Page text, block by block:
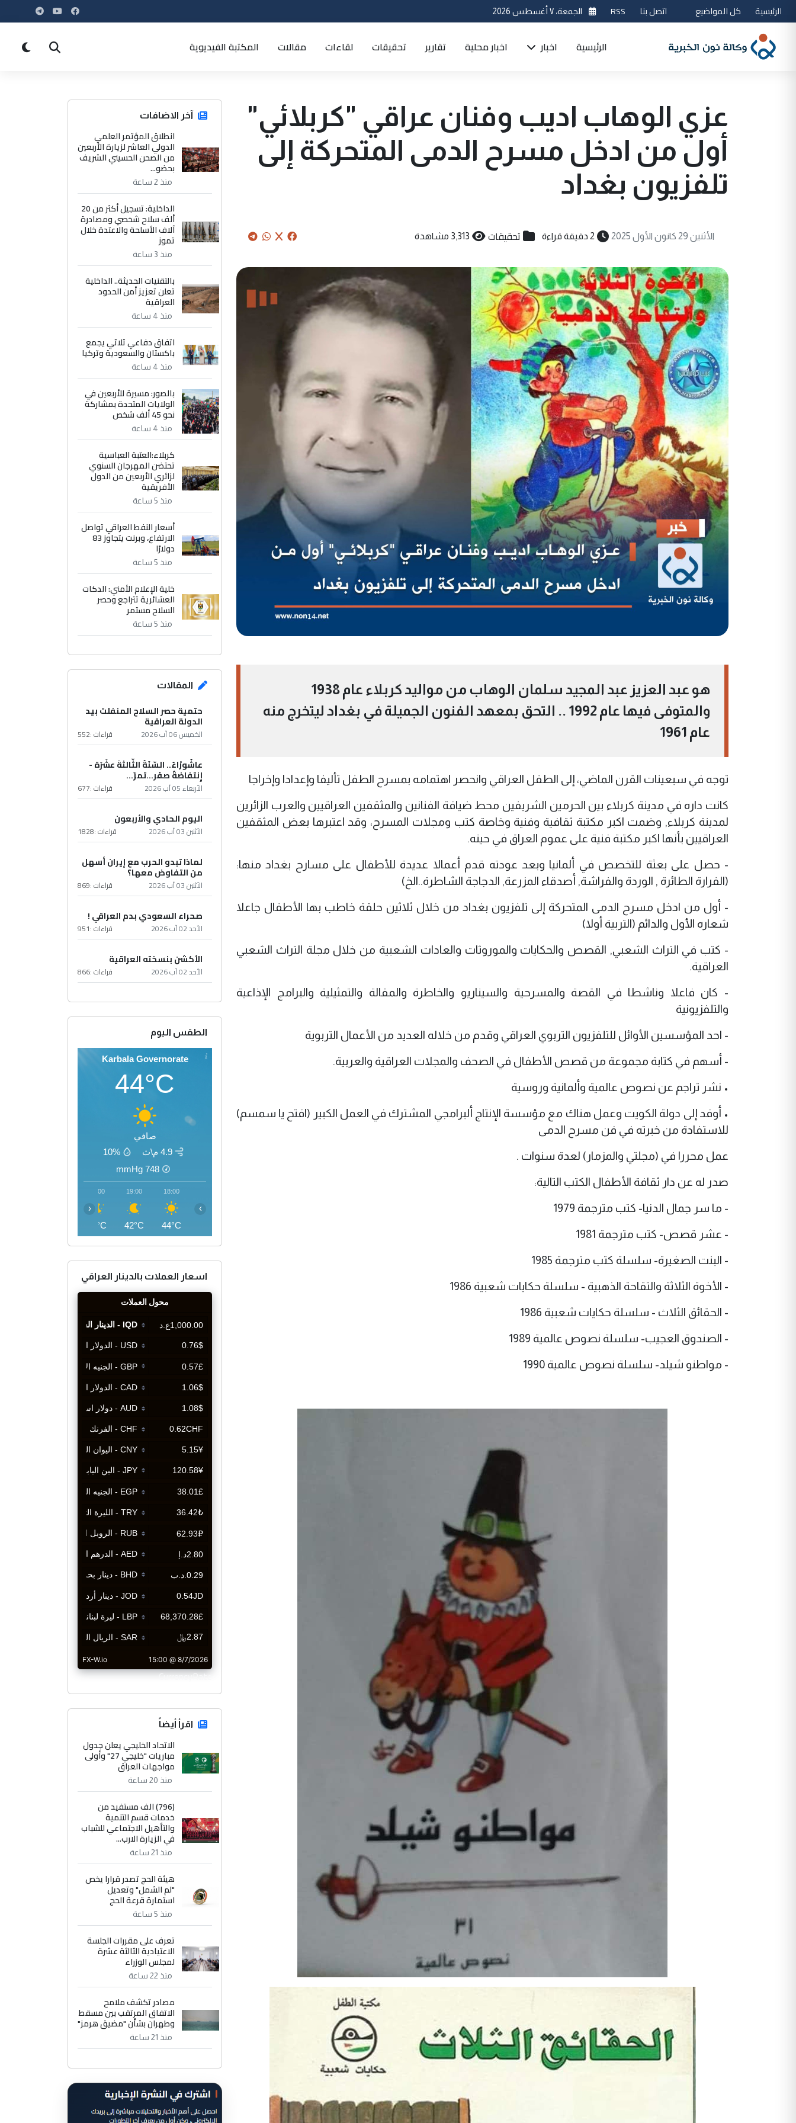
الرئيسية كل المواضيع اتصل بنا RSS الجمعة، ٧ أغسطس 2026
الرئيسية اخبار اخبار محلية تقارير تحقيقات لقاءات مقالات المكتبة الفيديوية
عزي الوهاب اديب وفنان عراقي "كربلائي"
أول من ادخل مسرح الدمى المتحركة إلى
تلفزيون بغداد
الأثنين 29 كانون الأول 2025 2 دقيقة قراءة تحقيقات 3,313 مشاهدة
هو عبد العزيز عبد المجيد سلمان الوهاب من مواليد كربلاء عام 1938
والمتوفى فيها عام 1992 .. التحق بمعهد الفنون الجميلة في بغداد ليتخرج منه
عام 1961
توجه في سبعينات القرن الماضي، إلى الطفل العراقي وانحصر اهتمامه بمسرح الطفل تأليفا وإعدادا وإخراجا
كانت داره في مدينة كربلاء بين الحرمين الشريفين محط ضيافة الفنانين والمثقفين العراقيين والعرب الزائرين
لمدينة كربلاء, وضمت اكبر مكتبة ثقافية وفنية وخاصة كتب ومجلات المسرح، وقد اعتبرها بعض المثقفين
العراقيين بأنها اكبر مكتبة فنية على عموم العراق في حينه.
- حصل على بعثة للتخصص في ألمانيا وبعد عودته قدم أعمالا عديدة للأطفال على مسارح بغداد منها:
(الفرارة الطائرة , الوردة والفراشة, أصدقاء المزرعة, الدجاجة الشاطرة..الخ)
- أول من ادخل مسرح الدمى المتحركة إلى تلفزيون بغداد من خلال ثلاثين حلقة خاطب بها الأطفال جاعلا
شعاره الأول والدائم (التربية أولا)
- كتب في التراث الشعبي, القصص والحكايات والموروثات والعادات الشعبية من خلال مجلة التراث الشعبي
العراقية.
- كان فاعلا وناشطا في القصة والمسرحية والسيناريو والخاطرة والمقالة والتمثيلية والبرامج الإذاعية
والتلفزيونية
- احد المؤسسين الأوائل للتلفزيون التربوي العراقي وقدم من خلاله العديد من الأعمال التربوية
- أسهم في كتابة مجموعة من قصص الأطفال في الصحف والمجلات العراقية والعربية.
• نشر تراجم عن نصوص عالمية وألمانية وروسية
• أوفد إلى دولة الكويت وعمل هناك مع مؤسسة الإنتاج ألبرامجي المشترك في العمل الكبير (افتح يا سمسم)
للاستفادة من خبرته في فن مسرح الدمى
عمل محررا في (مجلتي والمزمار) لعدة سنوات .
صدر له عن دار ثقافة الأطفال الكتب التالية:
- ما سر جمال الدنيا- كتب مترجمة 1979
- عشر قصص- كتب مترجمة 1981
- البنت الصغيرة- سلسلة كتب مترجمة 1985
- الأخوة الثلاثة والتقاحة الذهبية - سلسلة حكايات شعبية 1986
- الحقائق الثلاث - سلسلة حكايات شعبية 1986
- الصندوق العجيب- سلسلة نصوص عالمية 1989
- مواطنو شيلد- سلسلة نصوص عالمية 1990
آخر الاضافات
انطلاق المؤتمر العلمي
الدولي العاشر لزيارة الأربعين
من الصحن الحسيني الشريف
بحضو...
منذ 2 ساعة
الداخلية: تسجيل أكثر من 20
ألف سلاح شخصي ومصادرة
آلاف الأسلحة والاعتدة خلال
تموز
منذ 3 ساعة
بالتقنيات الحديثة.. الداخلية
تعلن تعزيز أمن الحدود
العراقية
منذ 4 ساعة
اتفاق دفاعي ثلاثي يجمع
باكستان والسعودية وتركيا
منذ 4 ساعة
بالصور: مسيرة للأربعين في
الولايات المتحدة بمشاركة
نحو 45 ألف شخص
منذ 4 ساعة
كربلاء:العتبة العباسية
تحتضن المهرجان السنوي
لزائري الأربعين من الدول
الأفريقية
منذ 5 ساعة
أسعار النفط العراقي تواصل
الارتفاع، وبرنت يتجاوز 83
دولارًا
منذ 5 ساعة
خلية الإعلام الأمني: الدكات
العشائرية تتراجع وحصر
السلاح مستمر
منذ 5 ساعة
المقالات
حتمية حصر السلاح المنفلت بيد
الدولة العراقية
الخميس 06 آب 2026 قراءات :552
عاشُورْاءُ.. السّنَةُ الثّالثةَ عشَرَة -
إِنتفاضةُ صفَر…تمرّ...
الأربعاء 05 آب 2026 قراءات :677
اليوم الحادي والأربعون
الأثنين 03 آب 2026 قراءات :1828
لماذا تبدو الحرب مع إيران أسهل
من التفاوض معها؟
الأثنين 03 آب 2026 قراءات :869
صحراء السعودي بدم العراقي !
الأحد 02 آب 2026 قراءات :951
الأكشن بنسخته العراقية
الأحد 02 آب 2026 قراءات :866
الطقس اليوم
Karbala Governorate
44°C
صافي
4.9 م\ث
10%
748
mmHg
18:00
44°C
19:00
42°C
20:00
40°C
‹ ›
اسعار العملات بالدينار العراقي
CurrencyRate
اقرأ أيضاً
الاتحاد الخليجي يعلن جدول
مباريات "خليجي 27" وأولى
مواجهات العراق
منذ 20 ساعة
(796) الف مستفيد من
خدمات قسم التنمية
والتأهيل الاجتماعي للشباب
في الزيارة الارب...
منذ 21 ساعة
هيئة الحج تصدر قرارا يخص
"لم الشمل" وتعديل
استمارة قرعة الحج
منذ 5 ساعة
تعرف على مقررات الجلسة
الاعتيادية الثالثة عشرة
لمجلس الوزراء
منذ 22 ساعة
مصادر تكشف ملامح
الاتفاق المرتقب بين مسقط
وطهران بشأن "مضيق هرمز"
منذ 21 ساعة